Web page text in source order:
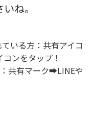
ね。
いる方：共有アイコ
ンをタップ！
共有マーク➡LINEや